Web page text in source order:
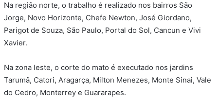
Na região norte, o trabalho é realizado nos bairros São
Jorge, Novo Horizonte, Chefe Newton, José Giordano,
Parigot de Souza, São Paulo, Portal do Sol, Cancun e Vivi
Xavier.
Na zona leste, o corte do mato é executado nos jardins
Tarumã, Catori, Aragarça, Milton Menezes, Monte Sinai, Vale
do Cedro, Monterrey e Guararapes.